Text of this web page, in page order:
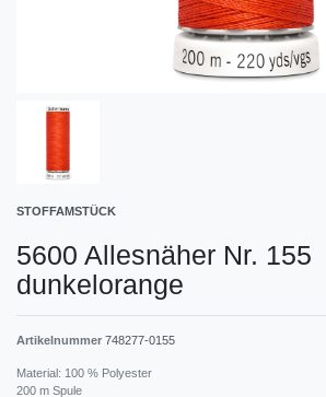
STOFFAMSTÜCK
5600 Allesnäher Nr. 155
dunkelorange
Artikelnummer 748277-0155
Material: 100 % Polyester
200 m Spule